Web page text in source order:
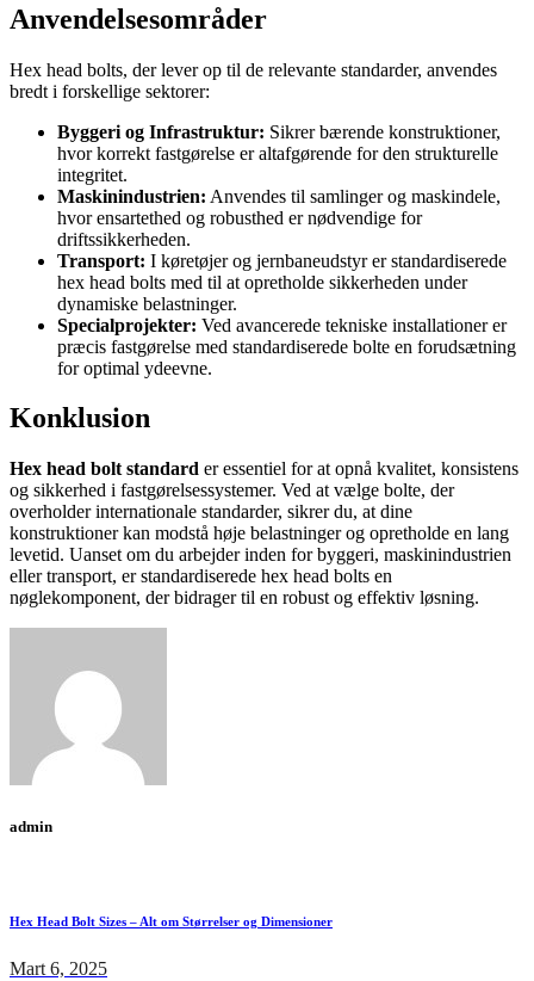
Anvendelsesområder
Hex head bolts, der lever op til de relevante standarder, anvendes
bredt i forskellige sektorer:
Byggeri og Infrastruktur: Sikrer bærende konstruktioner,
hvor korrekt fastgørelse er altafgørende for den strukturelle
integritet.
Maskinindustrien: Anvendes til samlinger og maskindele,
hvor ensartethed og robusthed er nødvendige for
driftssikkerheden.
Transport: I køretøjer og jernbaneudstyr er standardiserede
hex head bolts med til at opretholde sikkerheden under
dynamiske belastninger.
Specialprojekter: Ved avancerede tekniske installationer er
præcis fastgørelse med standardiserede bolte en forudsætning
for optimal ydeevne.
Konklusion
Hex head bolt standard er essentiel for at opnå kvalitet, konsistens
og sikkerhed i fastgørelsessystemer. Ved at vælge bolte, der
overholder internationale standarder, sikrer du, at dine
konstruktioner kan modstå høje belastninger og opretholde en lang
levetid. Uanset om du arbejder inden for byggeri, maskinindustrien
eller transport, er standardiserede hex head bolts en
nøglekomponent, der bidrager til en robust og effektiv løsning.
admin
Hex Head Bolt Sizes – Alt om Størrelser og Dimensioner
Mart 6, 2025